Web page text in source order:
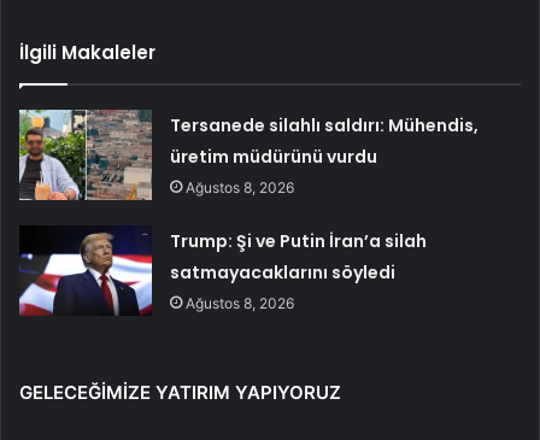
İlgili Makaleler
Tersanede silahlı saldırı: Mühendis,
üretim müdürünü vurdu
Ağustos 8, 2026
Trump: Şi ve Putin İran’a silah
satmayacaklarını söyledi
Ağustos 8, 2026
GELECEĞİMİZE YATIRIM YAPIYORUZ